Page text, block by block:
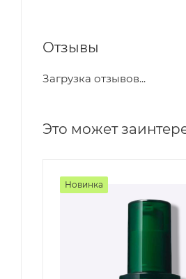
Отзывы
Загрузка отзывов...
Это может
Новинка